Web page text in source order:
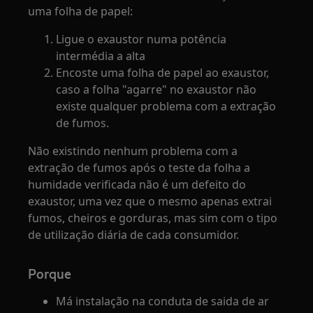
uma folha de papel:
Ligue o exaustor numa potência
intermédia a alta
Encoste uma folha de papel ao exaustor,
caso a folha "agarre" no exaustor não
existe qualquer problema com a extração
de fumos.
Não existindo nenhum problema com a
extração de fumos após o teste da folha a
humidade verificada não é um defeito do
exaustor, uma vez que o mesmo apenas extrai
fumos, cheiros e gorduras, mas sim com o tipo
de utilização diária de cada consumidor.
Porque
Má instalação na conduta de saida de ar